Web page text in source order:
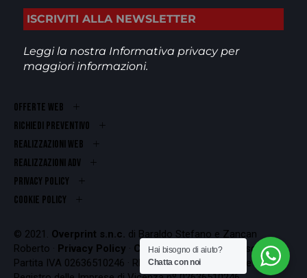
Leggi la nostra Informativa privacyper
maggiori informazioni.
OFFERTE WEB
RICHIEDI PREVENTIVO
REALIZZAZIONI WEB
Realizzazioni ADV
PRIVACY POLICY
COOKIE POLICY
© 2021. Overprint s.n.c. di Baraldo Stefano e Zancan
Roberto · Privacy Policy · Cookie Policy Codice Fiscale e
Partita IVA 02636510246 · REA VI-262407 · Iscrizione al
Hai bisogno di aiuto?
Chatta con noi